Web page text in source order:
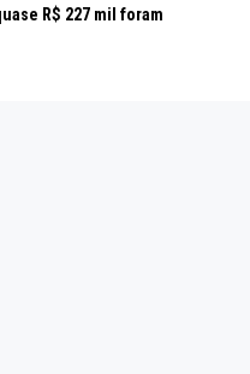
R$ 227 mil foram